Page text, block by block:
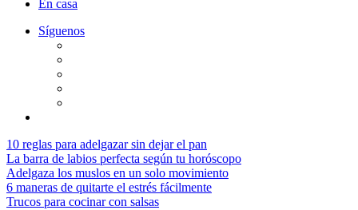
En casa
Síguenos
10 reglas para adelgazar sin dejar el pan
La barra de labios perfecta según tu horóscopo
Adelgaza los muslos en un solo movimiento
6 maneras de quitarte el estrés fácilmente
Trucos para cocinar con salsas